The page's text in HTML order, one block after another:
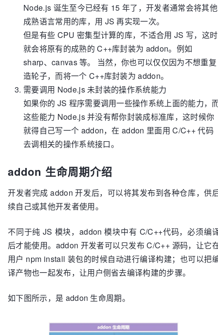
Node.js 诞生至今已经有 15 年了，开发者通常会将其他
成熟语言常用的库，用 JS 再实现一次。
但是有些 CPU 密集型计算的库，不适合用 JS 写，这时
就会将原有的成熟的 C++库封装为 addon。例如
sharp、canvas 等。 当然，你也可以仅仅因为不想重复
造轮子，而将一个 C++库封装为 addon。
需要调用 Node.js 未封装的操作系统能力
如果你的 JS 程序需要调用一些操作系统上面的能力，
这些能力 Node.js 并没有帮你封装成标准库，这时候你
就得自己写一个 addon，在 addon 里面用 C/C++ 代码
去调相关的操作系统接口。
addon 生命周期介绍
开发者完成 addon 开发后，可以将其发布到各种仓库，供
续自己或其他开发者使用。
不同于纯 JS 模块，addon 模块中有 C/C++代码，必须编
后才能使用。addon 开发者可以只发布 C/C++ 源码，让它
用户 npm install 装包的时候自动进行编译构建；也可以把
译产物也一起发布，让用户侧省去编译构建的步骤。
如下图所示，是 addon 生命周期。